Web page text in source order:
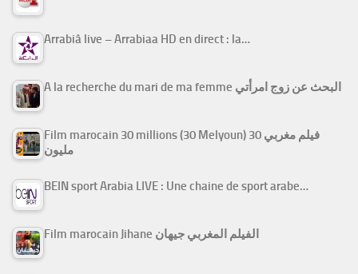
Arrabiâ live – Arrabiaa HD en direct : la…
A la recherche du mari de ma femme البحث عن زوج امرأتي
Film marocain 30 millions (30 Melyoun) فيلم مغربي 30
مليون
BEIN sport Arabia LIVE : Une chaine de sport arabe…
Film marocain Jihane الفيلم المغربي جيهان